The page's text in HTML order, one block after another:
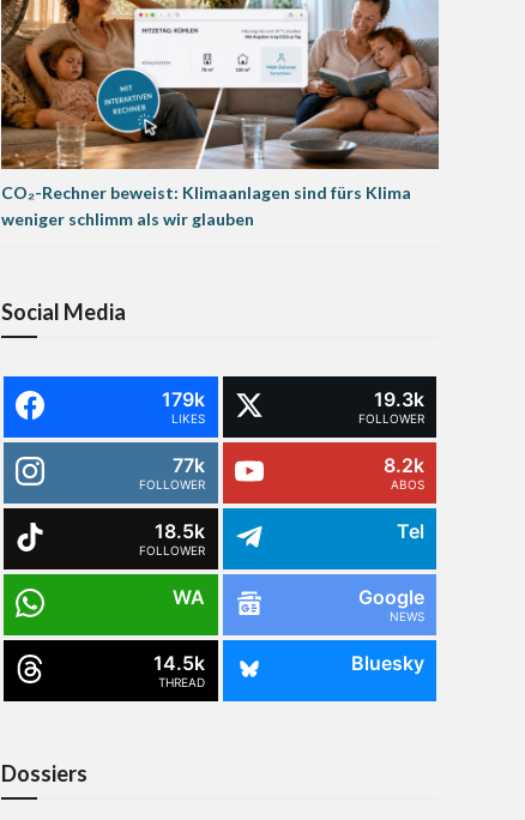
CO₂-Rechner beweist: Klimaanlagen sind fürs Klima
weniger schlimm als wir glauben
Social Media
179k
LIKES
19.3k
FOLLOWER
77k
FOLLOWER
8.2k
ABOS
18.5k
FOLLOWER
Tel
WA Google
NEWS
14.5k
THREAD
Bluesky
Dossiers